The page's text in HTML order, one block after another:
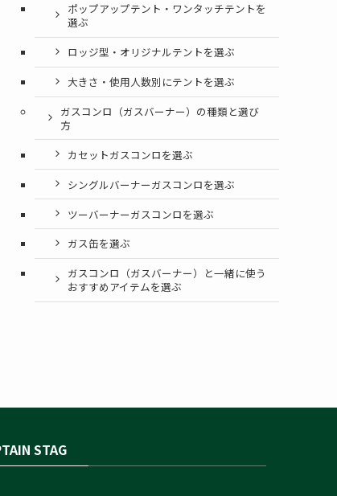
ポップアップテント・ワンタッチテントを
選ぶ
ロッジ型・オリジナルテントを選ぶ
大きさ・使用人数別にテントを選ぶ
ガスコンロ（ガスバーナー）の種類と選び
方
カセットガスコンロを選ぶ
シングルバーナーガスコンロを選ぶ
ツーバーナーガスコンロを選ぶ
ガス缶を選ぶ
ガスコンロ（ガスバーナー）と一緒に使う
おすすめアイテムを選ぶ
STAG